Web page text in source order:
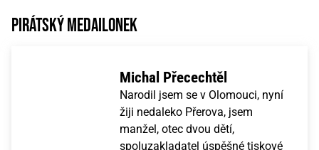
Pirátský medailonek
Michal Přecechtěl
Narodil jsem se v Olomouci, nyní
žiji nedaleko Přerova, jsem
manžel, otec dvou dětí,
spoluzakladatel úspěšné tiskové